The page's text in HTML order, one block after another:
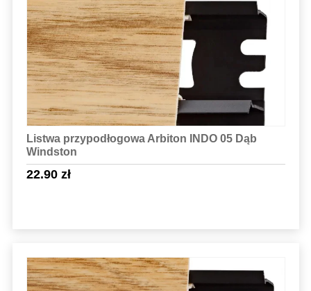
Sprawdź szczegóły
Listwa przypodłogowa Arbiton INDO 05 Dąb
Windston
22.90 zł
Sprawdź szczegóły